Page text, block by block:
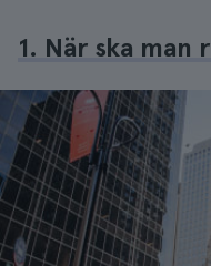
1. När ska man